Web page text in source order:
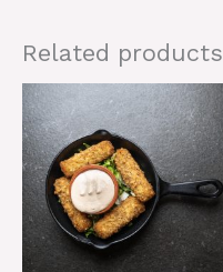
Related products